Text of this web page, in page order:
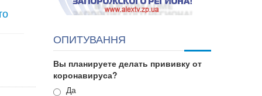
ОПИТУВАННЯ
Вы планируете делать прививку от
коронавируса?
Варианты
Да